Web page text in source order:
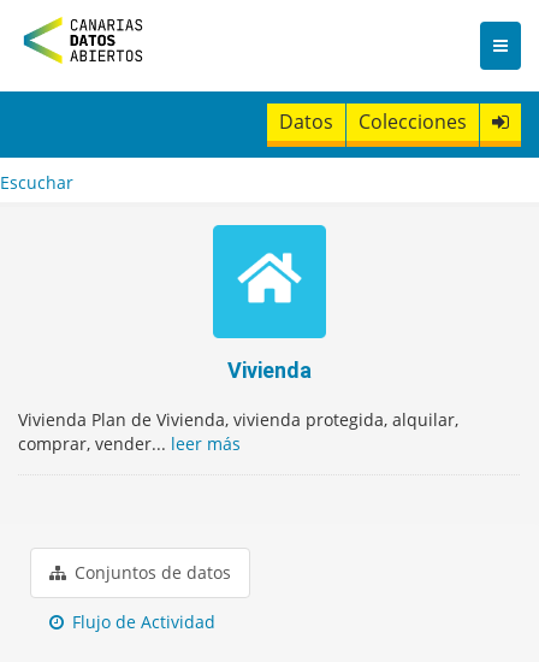
n
t
Datos Colecciones
Escuchar
Vivienda
Vivienda Plan de Vivienda, vivienda protegida, alquilar,
comprar, vender... leer más
Conjuntos de datos
Flujo de Actividad